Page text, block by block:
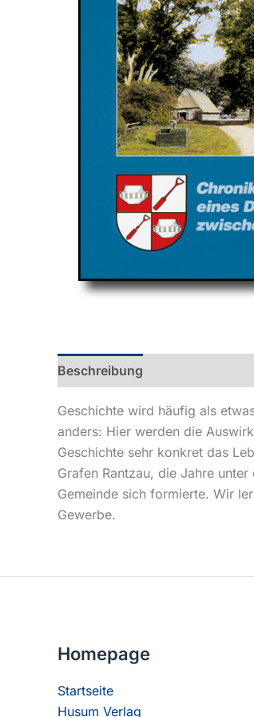
Beschreibung
Geschichte wird häufig als
anders: Hier werden die
Geschichte sehr konkret das
Grafen Rantzau, die Jahre
Gemeinde sich formierte. Wir
Gewerbe.
Homepage
Startseite
Husum Verlag